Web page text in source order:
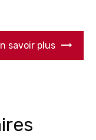
savoir plus